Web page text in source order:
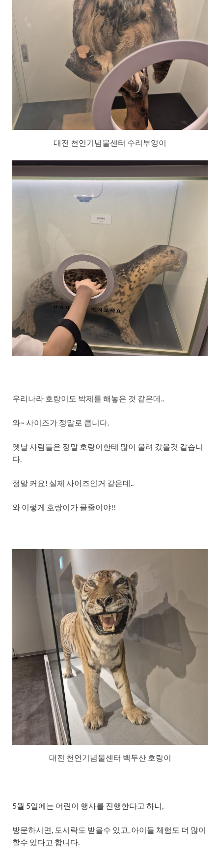
대전 천연기념물센터 수리부엉이
우리나라 호랑이도 박제를 해놓은 것 같은데..
와~ 사이즈가 정말로 큽니다.
옛날 사람들은 정말 호랑이한테 많이 물려 갔을것 같습니
다.
정말 커요! 실제 사이즈인거 같은데..
와 이렇게 호랑이가 클줄이야!!
대전 천연기념물센터 백두산 호랑이
5월 5일에는 어린이 행사를 진행한다고 하니,
방문하시면, 도시락도 받을수 있고, 아이들 체험도 더 많이
할수 있다고 합니다.